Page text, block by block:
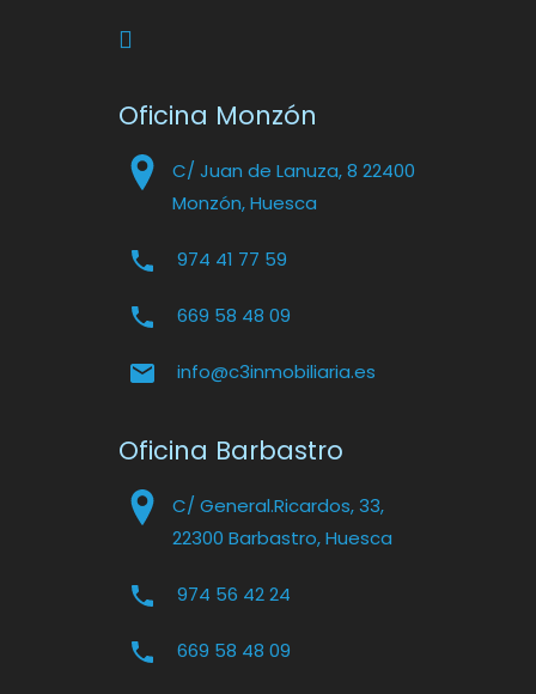
Oficina Monzón
C/ Juan de Lanuza, 8 22400
Monzón, Huesca
974 41 77 59
669 58 48 09
info@c3inmobiliaria.es
Oficina Barbastro
C/ General.Ricardos, 33,
22300 Barbastro, Huesca
974 56 42 24
669 58 48 09